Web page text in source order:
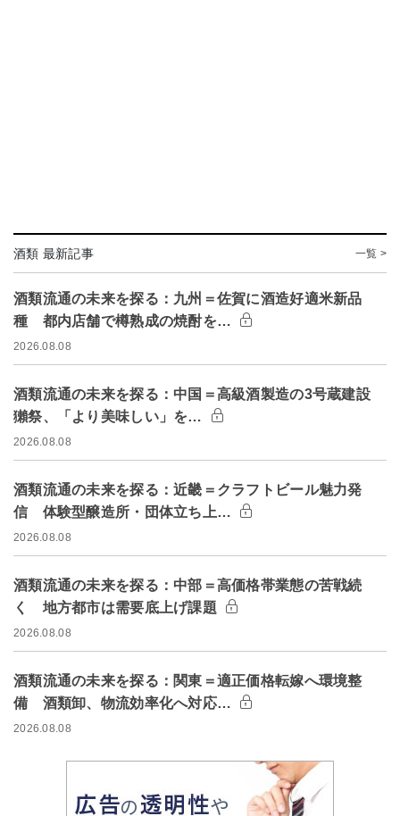
酒類 最新記事 一覧 >
酒類流通の未来を探る：九州＝佐賀に酒造好適米新品
種 都内店舗で樽熟成の焼酎を…
2026.08.08
酒類流通の未来を探る：中国＝高級酒製造の3号蔵建設
獺祭、「より美味しい」を…
2026.08.08
酒類流通の未来を探る：近畿＝クラフトビール魅力発
信 体験型醸造所・団体立ち上…
2026.08.08
酒類流通の未来を探る：中部＝高価格帯業態の苦戦続
く 地方都市は需要底上げ課題
2026.08.08
酒類流通の未来を探る：関東＝適正価格転嫁へ環境整
備 酒類卸、物流効率化へ対応…
2026.08.08